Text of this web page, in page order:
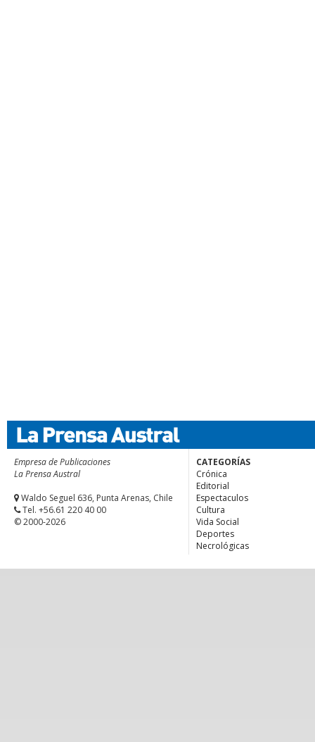
Empresa de Publicaciones
La Prensa Austral
Waldo Seguel 636, Punta Arenas, Chile
Tel. +56.61 220 40 00
© 2000-2026
CATEGORÍAS
Crónica
Editorial
Espectaculos
Cultura
Vida Social
Deportes
Necrológicas